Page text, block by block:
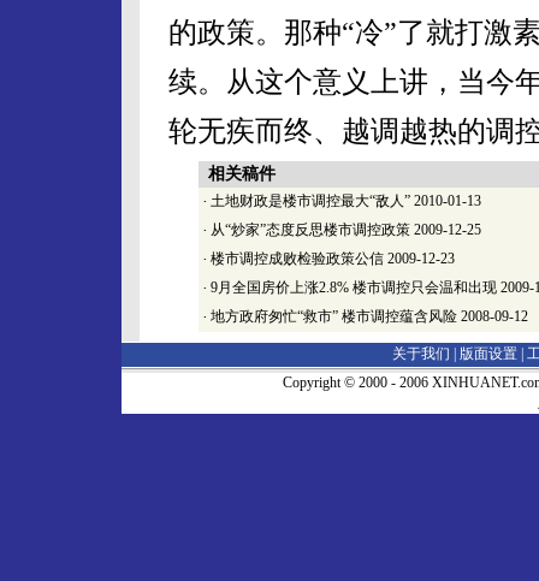
的政策。那种“冷”了就打激
续。从这个意义上讲，当今
轮无疾而终、越调越热的调
相关稿件
· 土地财政是楼市调控最大“敌人” 2010-01-13
· 从“炒家”态度反思楼市调控政策 2009-12-25
· 楼市调控成败检验政策公信 2009-12-23
· 9月全国房价上涨2.8% 楼市调控只会温和出现 2009-
· 地方政府匆忙“救市” 楼市调控蕴含风险 2008-09-12
关于我们 | 版面设置
Copyright © 2000 - 2006